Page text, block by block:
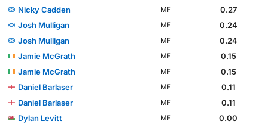
Nicky Cadden
MF
0.27
Josh Mulligan
MF
0.24
Josh Mulligan
MF
0.24
Jamie McGrath
MF
0.15
Jamie McGrath
MF
0.15
Daniel Barlaser
MF
0.11
Daniel Barlaser
MF
0.11
Dylan Levitt
MF
0.00